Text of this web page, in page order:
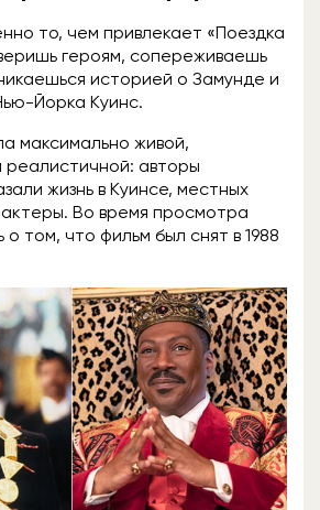
то, чем привлекает «Поездка
героям, сопереживаешь
историей о Замунде и
Йорка Куинс.
максимально живой,
реалистичной: авторы
жизнь в Куинсе, местных
Во время просмотра
том, что фильм был снят в 1988